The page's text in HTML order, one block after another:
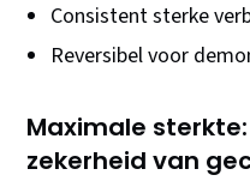
Consistent sterke
Reversibel voor
Maximale
zekerheid van